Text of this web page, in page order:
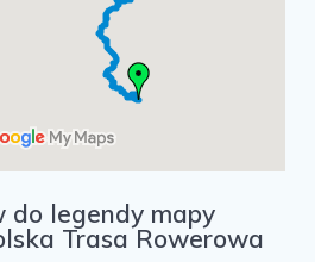
do legendy mapy
Trasa Rowerowa